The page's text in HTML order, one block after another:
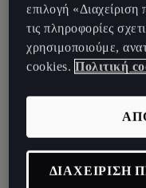
Μια παγκόσμια
Η CUPRA επεκτείνεται
βραβευμένη το 2015 με
κατάστημα CASA SEAT
χώρο: αφιερωμένο σε
αυθεντικός και
όπου οι κάτοικοι της
επιλογή
τις πληροφορίες
χρησιμοποιούμε,
cookies. Πολιτική
ΔΙΑΧΕΙΡΙΣΗ